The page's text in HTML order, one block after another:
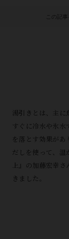
この記
湯引きとは、主に
すぐに冷水や氷
を落とす効果が
だしを使って、温
上』の加藤宏幸
きました。